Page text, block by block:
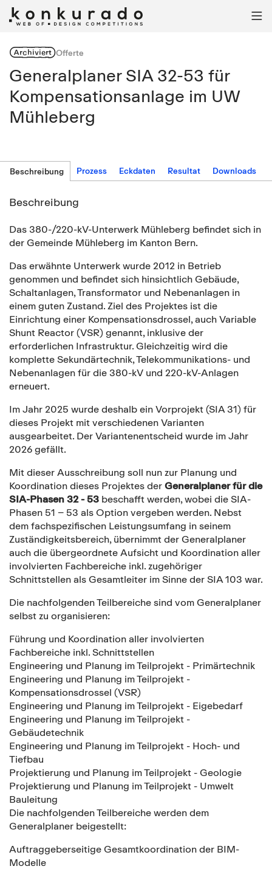

ArchiviertOfferte
Generalplaner SIA 32-53 für
Kompensationsanlage im UW
Mühleberg
Beschreibung Prozess Eckdaten Resultat Downloads
Beschreibung
Das 380-/220-kV-Unterwerk Mühleberg befindet sich in
der Gemeinde Mühleberg im Kanton Bern.
Das erwähnte Unterwerk wurde 2012 in Betrieb
genommen und befindet sich hinsichtlich Gebäude,
Schaltanlagen, Transformator und Nebenanlagen in
einem guten Zustand. Ziel des Projektes ist die
Einrichtung einer Kompensationsdrossel, auch Variable
Shunt Reactor (VSR) genannt, inklusive der
erforderlichen Infrastruktur. Gleichzeitig wird die
komplette Sekundärtechnik, Telekommunikations- und
Nebenanlagen für die 380-kV und 220-kV-Anlagen
erneuert.
Im Jahr 2025 wurde deshalb ein Vorprojekt (SIA 31) für
dieses Projekt mit verschiedenen Varianten
ausgearbeitet. Der Variantenentscheid wurde im Jahr
2026 gefällt.
Mit dieser Ausschreibung soll nun zur Planung und
Koordination dieses Projektes der Generalplaner für die
SIA-Phasen 32 - 53 beschafft werden, wobei die SIA-
Phasen 51 – 53 als Option vergeben werden. Nebst
dem fachspezifischen Leistungsumfang in seinem
Zuständigkeitsbereich, übernimmt der Generalplaner
auch die übergeordnete Aufsicht und Koordination aller
involvierten Fachbereiche inkl. zugehöriger
Schnittstellen als Gesamtleiter im Sinne der SIA 103 war.
Die nachfolgenden Teilbereiche sind vom Generalplaner
selbst zu organisieren:
Führung und Koordination aller involvierten
Fachbereiche inkl. Schnittstellen
Engineering und Planung im Teilprojekt - Primärtechnik
Engineering und Planung im Teilprojekt -
Kompensationsdrossel (VSR)
Engineering und Planung im Teilprojekt - Eigebedarf
Engineering und Planung im Teilprojekt -
Gebäudetechnik
Engineering und Planung im Teilprojekt - Hoch- und
Tiefbau
Projektierung und Planung im Teilprojekt - Geologie
Projektierung und Planung im Teilprojekt - Umwelt
Bauleitung
Die nachfolgenden Teilbereiche werden dem
Generalplaner beigestellt:
Auftraggeberseitige Gesamtkoordination der BIM-
Modelle